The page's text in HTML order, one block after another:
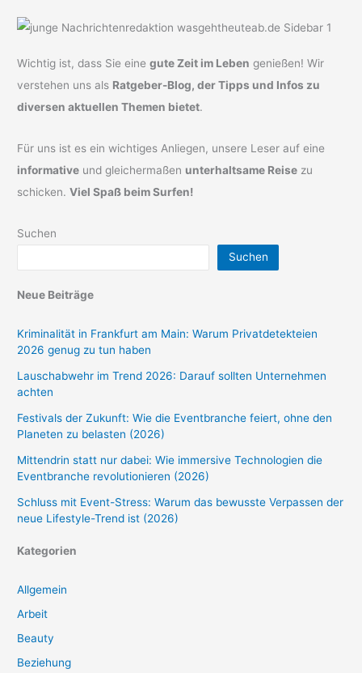
Wichtig ist, dass Sie einegute Zeit im Leben genießen! Wir
verstehen uns als Ratgeber-Blog, der Tipps und Infos zu
diversen aktuellen Themen bietet.
Für uns ist es ein wichtiges Anliegen, unsere Leser auf eine
informative und gleichermaßen unterhaltsame Reise zu
schicken.Viel Spaß beim Surfen!
Suchen
Suchen
Neue Beiträge
Kriminalität in Frankfurt am Main: Warum Privatdetekteien
2026 genug zu tun haben
Lauschabwehr im Trend 2026: Darauf sollten Unternehmen
achten
Festivals der Zukunft: Wie die Eventbranche feiert, ohne den
Planeten zu belasten (2026)
Mittendrin statt nur dabei: Wie immersive Technologien die
Eventbranche revolutionieren (2026)
Schluss mit Event-Stress: Warum das bewusste Verpassen der
neue Lifestyle-Trend ist (2026)
Kategorien
Allgemein
Arbeit
Beauty
Beziehung